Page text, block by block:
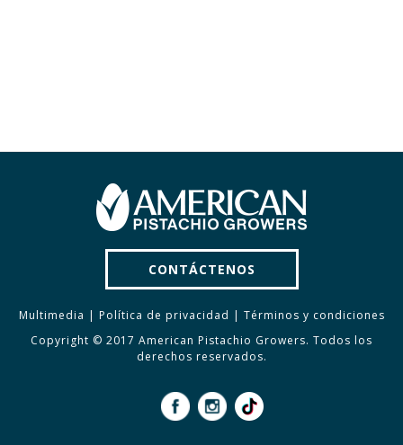
CONTÁCTENOS
Multimedia | Política de privacidad | Términos y condiciones
Copyright © 2017 American Pistachio Growers. Todos los
derechos reservados.